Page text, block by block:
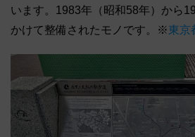
います。1983年（昭和58年）から
かけて整備されたモノです。※東京